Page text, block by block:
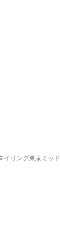
イリング東京ミッド